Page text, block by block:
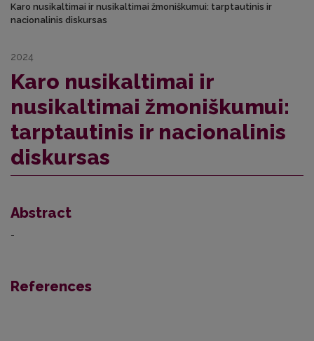
Karo nusikaltimai ir nusikaltimai žmoniškumui: tarptautinis ir
nacionalinis diskursas
2024
Karo nusikaltimai ir
nusikaltimai žmoniškumui:
tarptautinis ir nacionalinis
diskursas
Abstract
-
References